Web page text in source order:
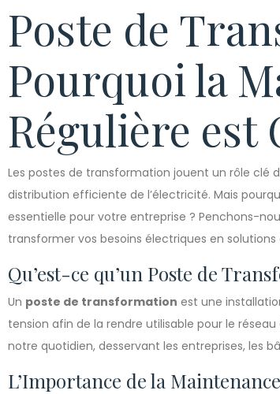
Poste de
Pourquoi la
Régulière est
Les postes de transformation jouent un rôle clé
distribution efficiente de l’électricité. Mais
essentielle pour votre entreprise ? Penchons-
transformer vos besoins électriques en
Qu’est-ce qu’un Poste de
Un poste de transformation est une
tension afin de la rendre utilisable pour le
notre quotidien, desservant les entreprises, les
L’Importance de la